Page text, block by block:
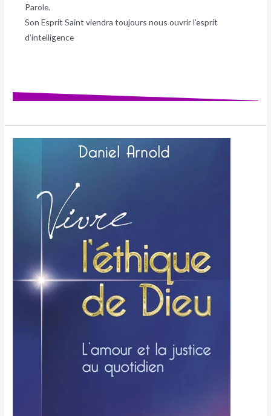
Parole.
Son Esprit Saint viendra toujours nous ouvrir l’esprit
d’intelligence